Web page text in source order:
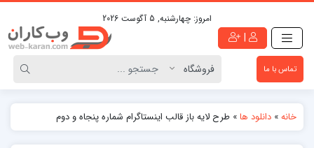
امروز: چهارشنبه, 5 آگوست 2026
|
تماس با ما
خانه» دانلود ها» طرح لایه باز قالب اینستاگرام شماره پنجاه و دوم